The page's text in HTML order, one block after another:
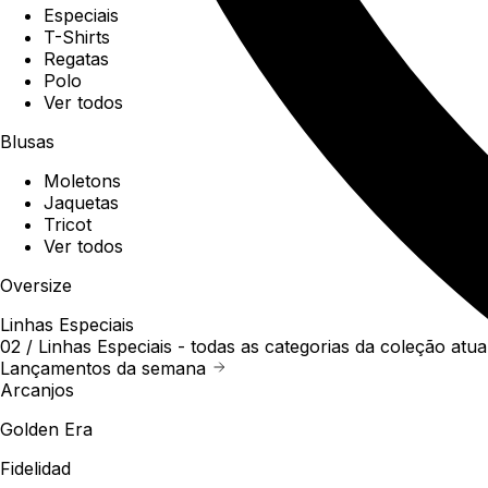
Especiais
T-Shirts
Regatas
Polo
Ver todos
Blusas
Moletons
Jaquetas
Tricot
Ver todos
Oversize
Linhas Especiais
02 / Linhas Especiais - todas as categorias da coleção
Lançamentos da semana
Arcanjos
Golden Era
Fidelidad